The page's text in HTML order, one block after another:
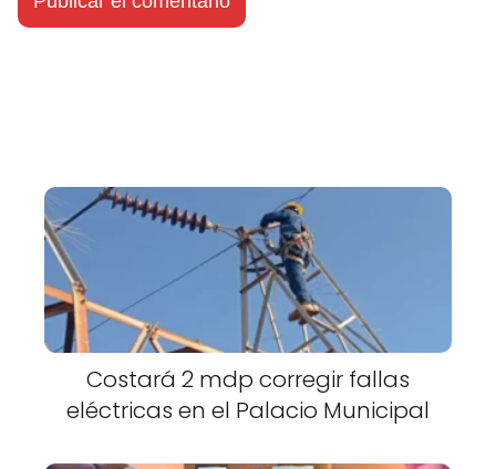
Costará 2 mdp corregir fallas
eléctricas en el Palacio Municipal